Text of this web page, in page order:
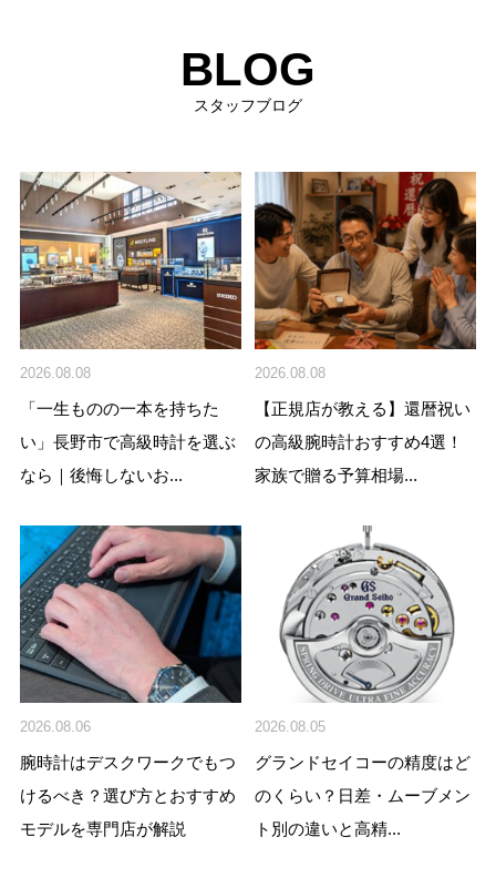
BLOG
スタッフブログ
2026.08.08
「一生ものの一本を持ちた
い」長野市で高級時計を選ぶ
なら｜後悔しないお...
2026.08.08
【正規店が教える】還暦祝い
の高級腕時計おすすめ4選！
家族で贈る予算相場...
2026.08.06
腕時計はデスクワークでもつ
けるべき？選び方とおすすめ
モデルを専門店が解説
2026.08.05
グランドセイコーの精度はど
のくらい？日差・ムーブメン
ト別の違いと高精...